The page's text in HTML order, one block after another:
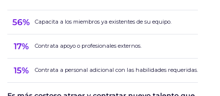
56% Capacita a los miembros ya existentes de su equipo.
17% Contrata apoyo o profesionales externos.
15% Contrata a personal adicional con las habilidades requeridas.